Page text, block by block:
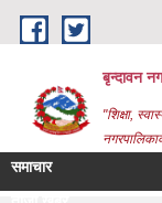
Skip to main content
बृन्दावन
"शिक्षा,
समाचार